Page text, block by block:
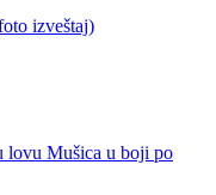
izveštaj)
lovu Mušica u boji po